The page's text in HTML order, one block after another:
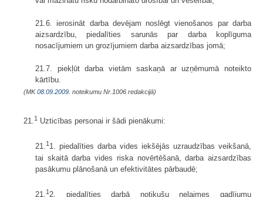
21.6. ierosināt darba devējam noslēgt vienošanos par darba
aizsardzību, pie­dalīties sarunās par darba koplīguma
nosacījumiem un grozījumiem darba aizsardzības jomā;
21.7. piekļūt darba vietām saskaņā ar uzņēmumā noteikto
kārtību.
(MK08.09.2009. noteikumu Nr.1006 redakcijā)
21.1 Uzticības personai ir šādi pienākumi:
21.1 1. piedalīties darba vides iekšējās uzraudzības veikšanā,
tai skaitā darba vides riska novērtēšanā, darba aizsardzības
pasākumu plānošanā un efektivitātes pārbaudē;
21. 1 2. piedalīties darbā notikušu nelaimes gadījumu